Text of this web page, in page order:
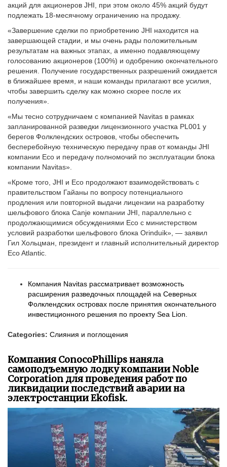
акций для акционеров JHI, при этом около 45% акций будут
подлежать 18-месячному ограничению на продажу.
«Завершение сделки по приобретению JHI находится на
завершающей стадии, и мы очень рады положительным
результатам на важных этапах, а именно подавляющему
голосованию акционеров (100%) и одобрению окончательного
решения. Получение государственных разрешений ожидается
в ближайшее время, и наши команды прилагают все усилия,
чтобы завершить сделку как можно скорее после их
получения».
«Мы тесно сотрудничаем с компанией Navitas в рамках
запланированной разведки лицензионного участка PL001 у
берегов Фолклендских островов, чтобы обеспечить
бесперебойную техническую передачу прав от команды JHI
компании Eco и передачу полномочий по эксплуатации блока
компании Navitas».
«Кроме того, JHI и Eco продолжают взаимодействовать с
правительством Гайаны по вопросу потенциального
продления или повторной выдачи лицензии на разработку
шельфового блока Canje компании JHI, параллельно с
продолжающимися обсуждениями Eco с министерством
условий разработки шельфового блока Orinduik», — заявил
Гил Хольцман, президент и главный исполнительный директор
Eco Atlantic.
Компания Navitas рассматривает возможность
расширения разведочных площадей на Северных
Фолклендских островах после принятия окончательного
инвестиционного решения по проекту Sea Lion.
Categories: Слияния и поглощения
Компания ConocoPhillips наняла
самоподъемную лодку компании Noble
Corporation для проведения работ по
ликвидации последствий аварии на
электростанции Ekofisk.